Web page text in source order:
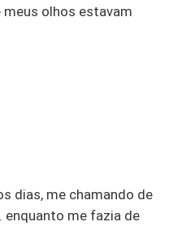
olhos estavam
dias, me chamando de
enquanto me fazia de